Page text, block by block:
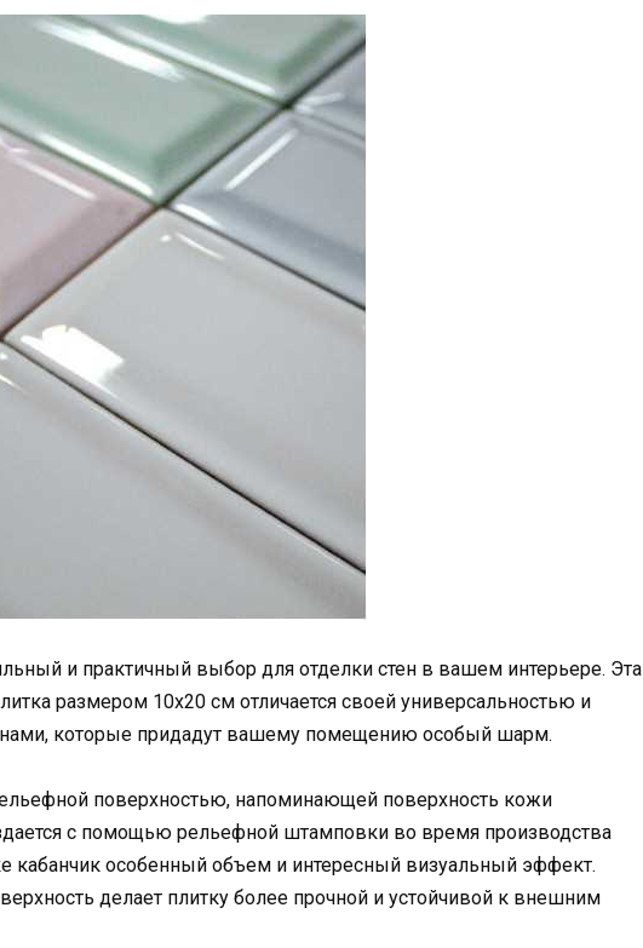
и практичный выбор для отделки стен в вашем интерьере. Эта
размером 10х20 см отличается своей универсальностью и
которые придадут вашему помещению особый шарм.
поверхностью, напоминающей поверхность кожи
с помощью рельефной штамповки во время производства
кабанчик особенный объем и интересный визуальный эффект.
делает плитку более прочной и устойчивой к внешним